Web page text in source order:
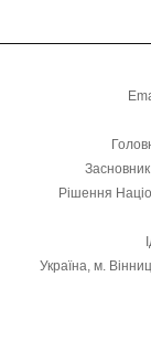
Рішення
Україна, м.